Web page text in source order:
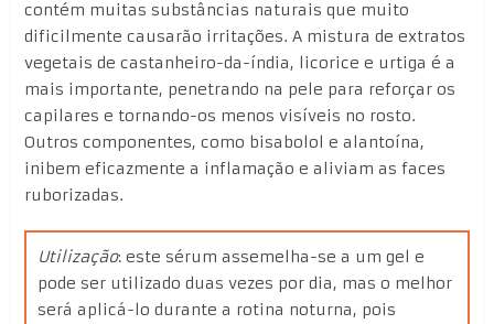
contém muitas substâncias naturais que muito
dificilmente causarão irritações. A mistura de extratos
vegetais de castanheiro-da-índia, licorice e urtiga é a
mais importante, penetrando na pele para reforçar os
capilares e tornando-os menos visíveis no rosto.
Outros componentes, como bisabolol e alantoína,
inibem eficazmente a inflamação e aliviam as faces
ruborizadas.
Utilização: este sérum assemelha-se a um gel e
pode ser utilizado duas vezes por dia, mas o melhor
será aplicá-lo durante a rotina noturna, pois